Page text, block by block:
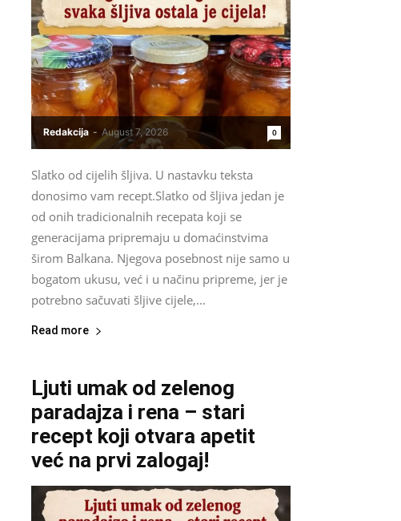
Redakcija - August 7, 2026 0
Slatko od cijelih šljiva. U nastavku teksta
donosimo vam recept.Slatko od šljiva jedan je
od onih tradicionalnih recepata koji se
generacijama pripremaju u domaćinstvima
širom Balkana. Njegova posebnost nije samo u
bogatom ukusu, već i u načinu pripreme, jer je
potrebno sačuvati šljive cijele,...
Read more
Ljuti umak od zelenog
paradajza i rena – stari
recept koji otvara apetit
već na prvi zalogaj!